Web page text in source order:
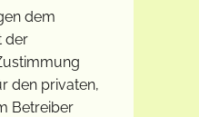
dem
der
den privaten,
Betreiber